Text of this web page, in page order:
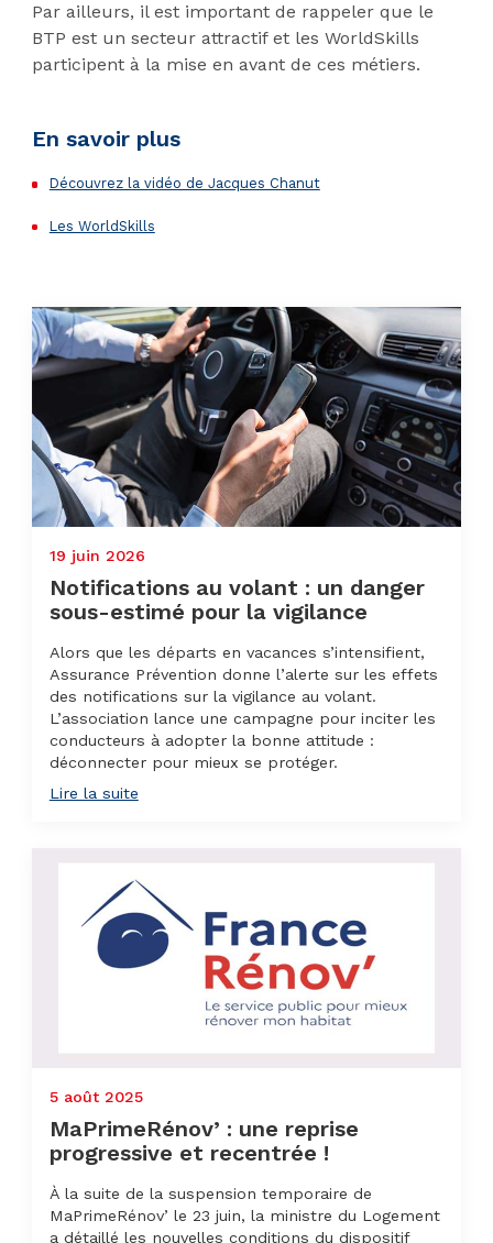
Par ailleurs, il est important de rappeler que le
BTP est un secteur attractif et les WorldSkills
participent à la mise en avant de ces métiers.
En savoir plus
Découvrez la vidéo de Jacques Chanut
Les WorldSkills
19 juin 2026
Notifications au volant : un danger
sous-estimé pour la vigilance
Alors que les départs en vacances s’intensifient,
Assurance Prévention donne l’alerte sur les effets
des notifications sur la vigilance au volant.
L’association lance une campagne pour inciter les
conducteurs à adopter la bonne attitude :
déconnecter pour mieux se protéger.
Lire la suite
5 août 2025
MaPrimeRénov’ : une reprise
progressive et recentrée !
À la suite de la suspension temporaire de
MaPrimeRénov’ le 23 juin, la ministre du Logement
a détaillé les nouvelles conditions du dispositif